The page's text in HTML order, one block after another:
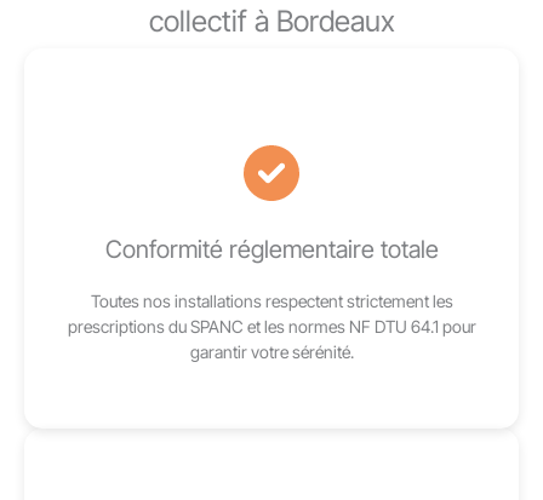
collectif à Bordeaux
Conformité réglementaire totale
Toutes nos installations respectent strictement les
prescriptions du SPANC et les normes NF DTU 64.1 pour
garantir votre sérénité.